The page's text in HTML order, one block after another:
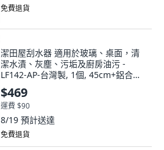
免費退貨
潔田屋刮水器 適用於玻璃、桌面，清
潔水漬、灰塵、污垢及廚房油污 -
LF142-AP-台灣製, 1個, 45cm+鋁合金
三節桿
$469
運費 $90
8/19 預計送達
免費退貨